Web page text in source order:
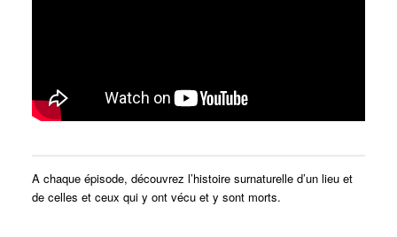
A chaque épisode, découvrez l’histoire surnaturelle d’un lieu et
de celles et ceux qui y ont vécu et y sont morts.